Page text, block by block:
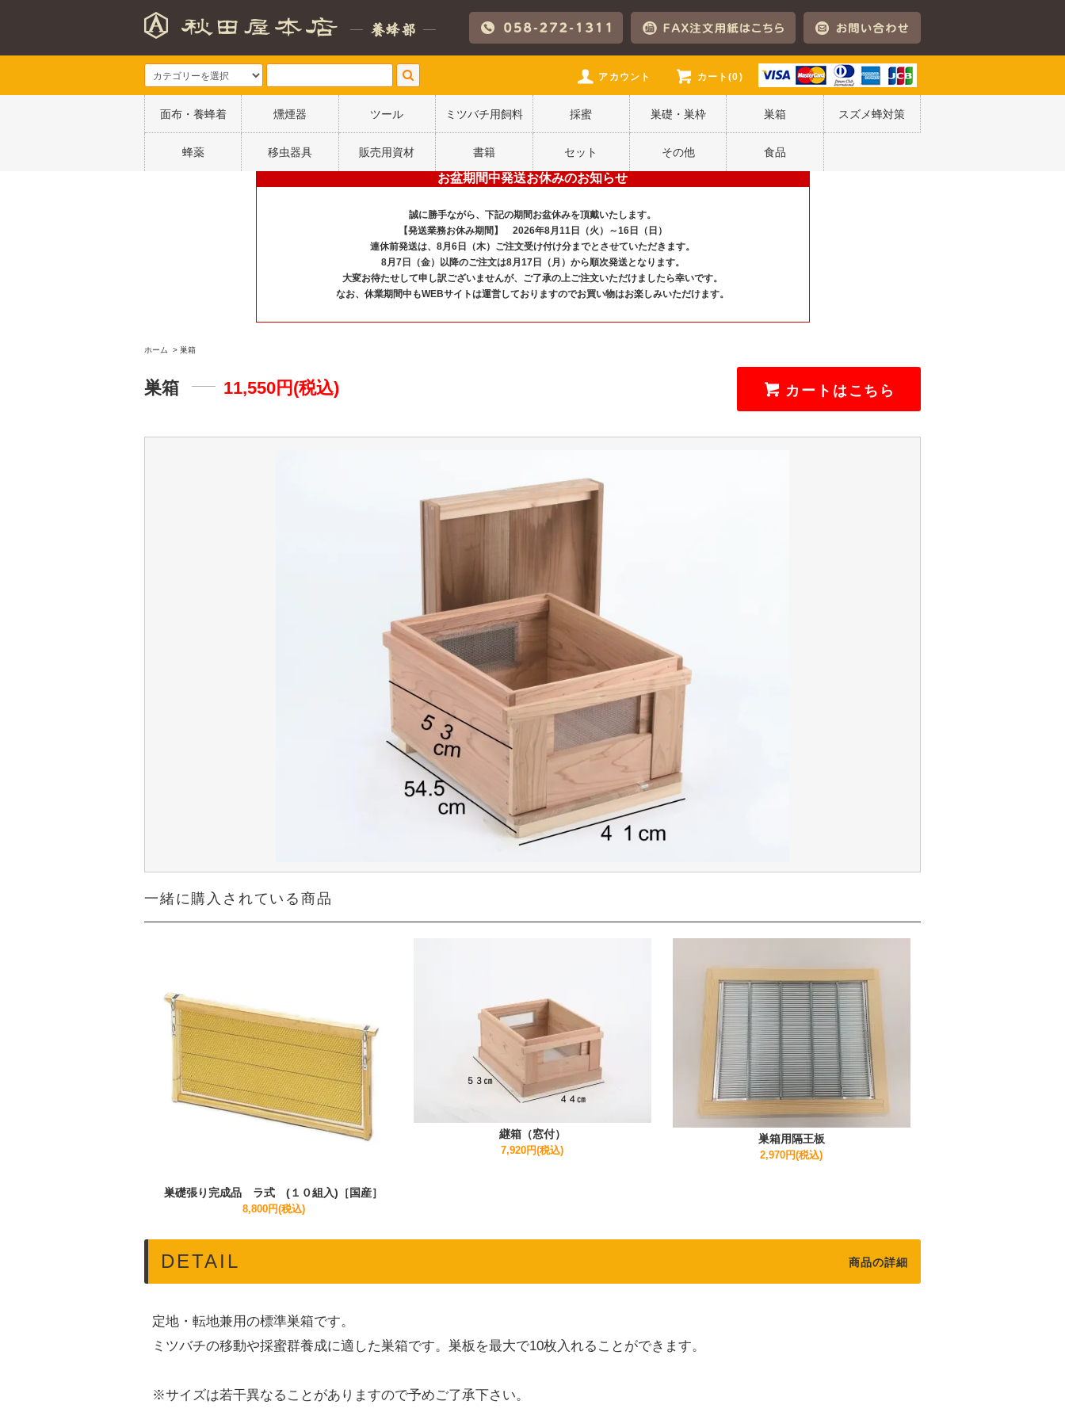
アカウント カート(0)
面布・養蜂着 燻煙器 ツール ミツバチ用飼料 採蜜 巣礎・巣枠 巣箱 スズメ蜂対策
蜂薬 移虫器具 販売用資材 書籍 セット その他 食品
お盆期間中発送お休みのお知らせ
誠に勝手ながら、下記の期間お盆休みを頂戴いたします。
【発送業務お休み期間】 2026年8月11日（火）～16日（日）
連休前発送は、8月6日（木）ご注文受け付け分までとさせていただきます。
8月7日（金）以降のご注文は8月17日（月）から順次発送となります。
大変お待たせして申し訳ございませんが、ご了承の上ご注文いただけましたら幸いです。
なお、休業期間中もWEBサイトは運営しておりますのでお買い物はお楽しみいただけます。
ホーム > 巣箱
巣箱 11,550円(税込) カートはこちら
一緒に購入されている商品
巣礎張り完成品 ラ式 (１０組入)［国産］
8,800円(税込)
継箱（窓付）
7,920円(税込)
巣箱用隔王板
2,970円(税込)
DETAIL 商品の詳細
定地・転地兼用の標準巣箱です。
ミツバチの移動や採蜜群養成に適した巣箱です。巣板を最大で10枚入れることができます。
※サイズは若干異なることがありますので予めご了承下さい。